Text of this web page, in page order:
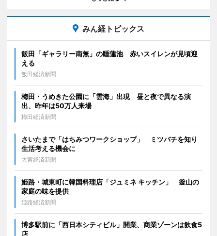
みん経トピックス
飯田「ギャラリー南無」の睡蓮池 赤いスイレンが見頃迎
える
飯田経済新聞
梅田・うめきた公園に「雲海」出現 昼と夜で異なる演
出、昨年は50万人来場
梅田経済新聞
さいたまで「はちみつワークショップ」 ミツバチを知り
生活考える機会に
大宮経済新聞
姫路・城東町に韓国料理店「ジュミネ キッチン」 釜山の
家庭の味を提供
姫路経済新聞
博多駅前に「西日本シティビル」開業、商業ゾーンは飲食5
店